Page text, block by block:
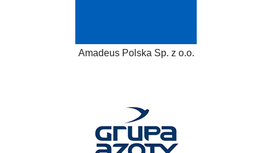
Amadeus Polska Sp. z o.o.